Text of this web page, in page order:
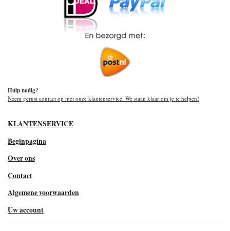
Hulp nodig?
Neem gerust contact op met onze klantenservice. We staan klaar om je te helpen!
KLANTENSERVICE
Beginpagina
Over ons
Contact
Algemene voorwaarden
Uw account